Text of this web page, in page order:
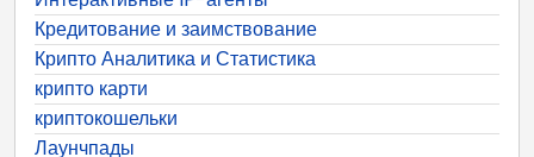
Кредитование и заимствование
Крипто Аналитика и Статистика
крипто карти
криптокошельки
Лаунчпады